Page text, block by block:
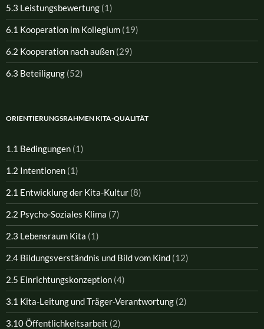
5.3 Leistungsbewertung (1)
6.1 Kooperation im Kollegium (19)
6.2 Kooperation nach außen (29)
6.3 Beteiligung (52)
ORIENTIERUNGSRAHMEN KITA-QUALITÄT
1.1 Bedingungen (1)
1.2 Intentionen (1)
2.1 Entwicklung der Kita-Kultur (8)
2.2 Psycho-Soziales Klima (7)
2.3 Lebensraum Kita (1)
2.4 Bildungsverständnis und Bild vom Kind (12)
2.5 Einrichtungskonzeption (4)
3.1 Kita-Leitung und Träger-Verantwortung (2)
3.10 Öffentlichkeitsarbeit (2)